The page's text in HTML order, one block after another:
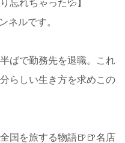
忘れちゃった💦】
ネルです。
ばで勤務先を退職。これ
らしい生き方を求めこの
国を旅する物語🍺🍺名店